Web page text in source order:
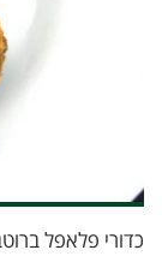
כדורי פלאפל